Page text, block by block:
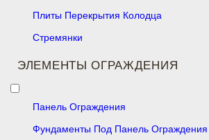
Плиты Перекрытия Колодца
Стремянки
ЭЛЕМЕНТЫ ОГРАЖДЕНИЯ
Панель Ограждения
Фундаменты Под Панель Ограждения